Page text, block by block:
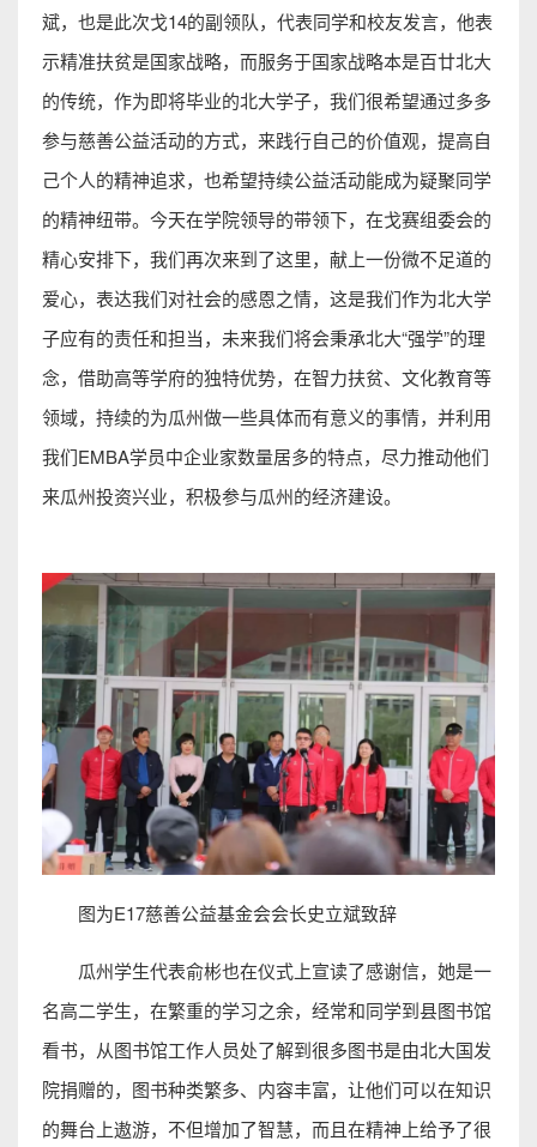
斌，也是此次戈14的副领队，代表同学和校友发言，他表
示精准扶贫是国家战略，而服务于国家战略本是百廿北大
的传统，作为即将毕业的北大学子，我们很希望通过多多
参与慈善公益活动的方式，来践行自己的价值观，提高自
己个人的精神追求，也希望持续公益活动能成为疑聚同学
的精神纽带。今天在学院领导的带领下，在戈赛组委会的
精心安排下，我们再次来到了这里，献上一份微不足道的
爱心，表达我们对社会的感恩之情，这是我们作为北大学
子应有的责任和担当，未来我们将会秉承北大“强学”的理
念，借助高等学府的独特优势，在智力扶贫、文化教育等
领域，持续的为瓜州做一些具体而有意义的事情，并利用
我们EMBA学员中企业家数量居多的特点，尽力推动他们
来瓜州投资兴业，积极参与瓜州的经济建设。
图为E17慈善公益基金会会长史立斌致辞
瓜州学生代表俞彬也在仪式上宣读了感谢信，她是一
名高二学生，在繁重的学习之余，经常和同学到县图书馆
看书，从图书馆工作人员处了解到很多图书是由北大国发
院捐赠的，图书种类繁多、内容丰富，让他们可以在知识
的舞台上遨游，不但增加了智慧，而且在精神上给予了很